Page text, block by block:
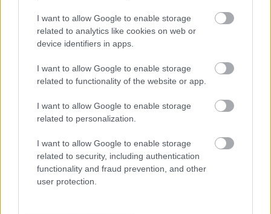
I want to allow Google to enable storage
related to analytics like cookies on web or
device identifiers in apps.
I want to allow Google to enable storage
related to functionality of the website or app.
I want to allow Google to enable storage
related to personalization.
I want to allow Google to enable storage
related to security, including authentication
functionality and fraud prevention, and other
user protection.
VAGY
3 éve
Az ilyen pillanatok termlszetesen felemelőek.
Arról persze ritkán szól a fáma, hogy az AEÁ állami